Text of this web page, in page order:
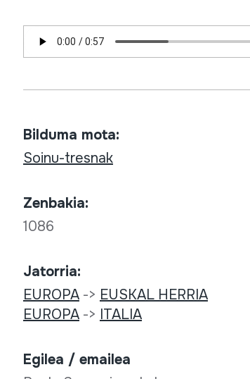
Bilduma mota:
Soinu-tresnak
Zenbakia:
1086
Jatorria:
EUROPA-> EUSKAL HERRIA
EUROPA-> ITALIA
Egilea / emailea